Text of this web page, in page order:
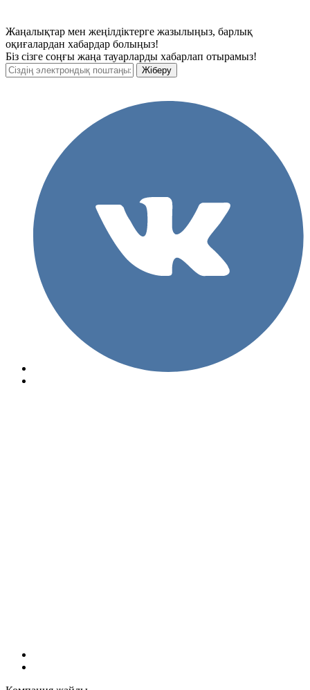
Жаңалықтар мен жеңілдіктерге жазылыңыз, барлық
оқиғалардан хабардар болыңыз!
Біз сізге соңғы жаңа тауарларды хабарлап отырамыз!